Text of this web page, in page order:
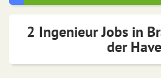
2 Ingenieur Jobs in
der